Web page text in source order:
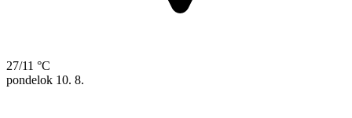
27/11 °C
pondelok 10. 8.